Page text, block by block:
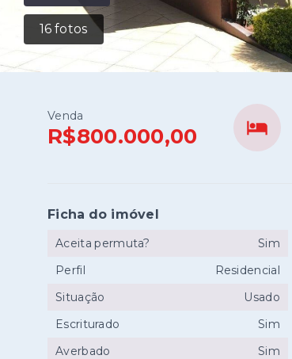
16 fotos
Venda
R$800.000,00
Ficha do imóvel
Aceita permuta?
Sim
Perfil
Residencial
Situação
Usado
Escriturado
Sim
Averbado
Sim